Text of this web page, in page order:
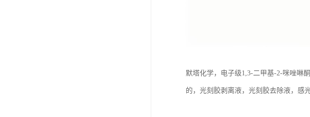
默塔化学，电子级1,3-二甲基-2-咪唑啉
的，光刻胶剥离液，光刻胶去除液，感